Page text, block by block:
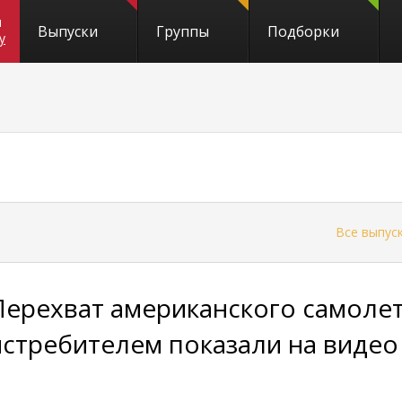
Выпуски Группы Подборки
Все
американского
показали на видео